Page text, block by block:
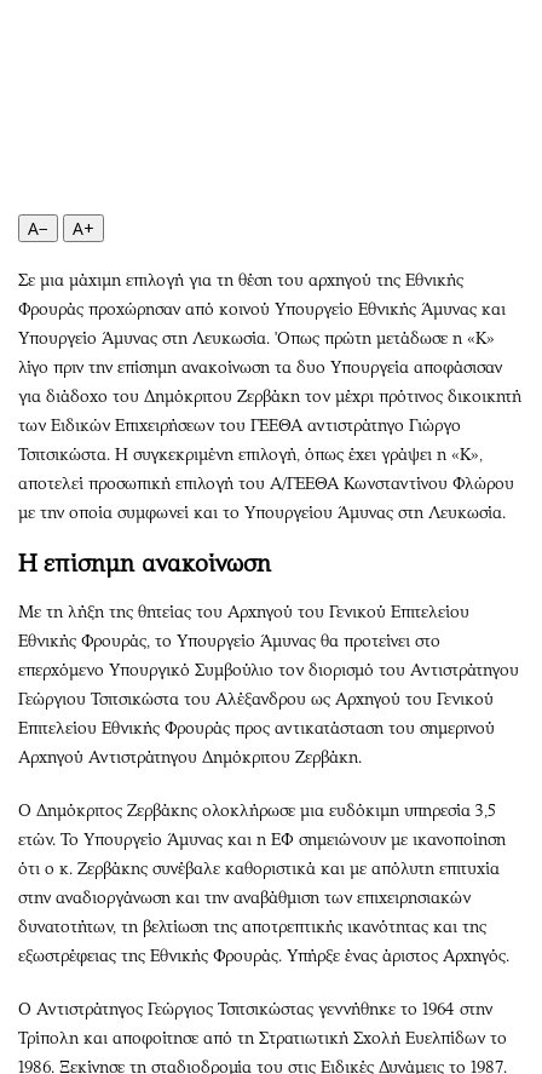
Θέατρο-Χορός
Εικαστικά
Βιβλίο
Προσφορές
Προσωπικότητες στην ''Κ''
Επιστολές
A− A+
Σε μια μάχιμη επιλογή για τη θέση του αρχηγού της Εθνικής
Φρουράς προχώρησαν από κοινού Υπουργείο Εθνικής Άμυνας και
Υπουργείο Άμυνας στη Λευκωσία. 'Οπως πρώτη μετάδωσε η «Κ»
λίγο πριν την επίσημη ανακοίνωση τα δυο Υπουργεία αποφάσισαν
για διάδοχο του Δημόκριτου Ζερβάκη τον μέχρι πρότινος δικοικητή
των Ειδικών Επιχειρήσεων του ΓΕΕΘΑ αντιστράτηγο Γιώργο
Τσιτσικώστα. Η συγκεκριμένη επιλογή, όπως έχει γράψει η «Κ»,
αποτελεί προσωπική επιλογή του Α/ΓΕΕΘΑ Κωνσταντίνου Φλώρου
με την οποία συμφωνεί και το Υπουργείου Άμυνας στη Λευκωσία.
Η επίσημη ανακοίνωση
Με τη λήξη της θητείας του Αρχηγού του Γενικού Επιτελείου
Εθνικής Φρουράς, το Υπουργείο Άμυνας θα προτείνει στο
επερχόμενο Υπουργικό Συμβούλιο τον διορισμό του Αντιστράτηγου
Γεώργιου Τσιτσικώστα του Αλέξανδρου ως Αρχηγού του Γενικού
Επιτελείου Εθνικής Φρουράς προς αντικατάσταση του σημερινού
Αρχηγού Αντιστράτηγου Δημόκριτου Ζερβάκη.
Ο Δημόκριτος Ζερβάκης ολοκλήρωσε μια ευδόκιμη υπηρεσία 3,5
ετών. Το Υπουργείο Άμυνας και η ΕΦ σημειώνουν με ικανοποίηση
ότι ο κ. Ζερβάκης συνέβαλε καθοριστικά και με απόλυτη επιτυχία
στην αναδιοργάνωση και την αναβάθμιση των επιχειρησιακών
δυνατοτήτων, τη βελτίωση της αποτρεπτικής ικανότητας και της
εξωστρέφειας της Εθνικής Φρουράς. Υπήρξε ένας άριστος Αρχηγός.
Ο Αντιστράτηγος Γεώργιος Τσιτσικώστας γεννήθηκε το 1964 στην
Τρίπολη και αποφοίτησε από τη Στρατιωτική Σχολή Ευελπίδων το
1986. Ξεκίνησε τη σταδιοδρομία του στις Ειδικές Δυνάμεις το 1987.